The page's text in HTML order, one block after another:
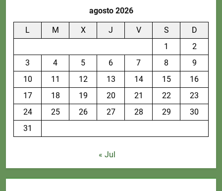
agosto 2026
L M X J V S
D
1
2
3
4 5 6 7 8
9
10
11 12 13 14 15
16
17
18 19 20 21 22
23
24
25 26 27 28 29
30
31
« Jul